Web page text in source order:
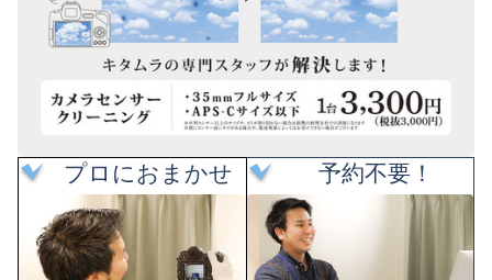
プロにおまかせ 予約不要！